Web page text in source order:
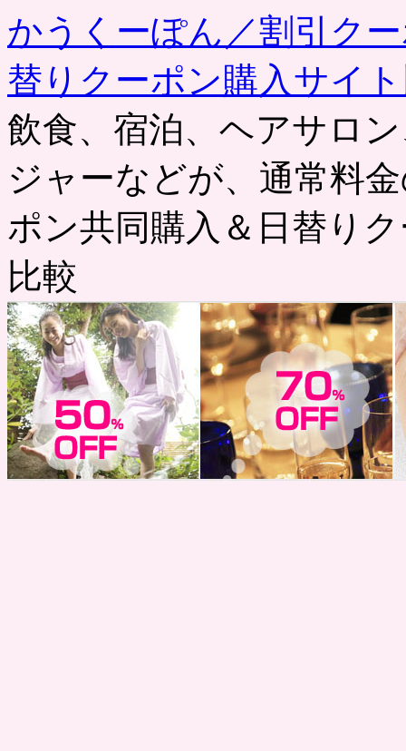
かうくーぽん／割引ク
替りクーポン購入サイ
飲食、宿泊、ヘアサロ
ジャーなどが、通常料
ポン共同購入＆日替り
比較